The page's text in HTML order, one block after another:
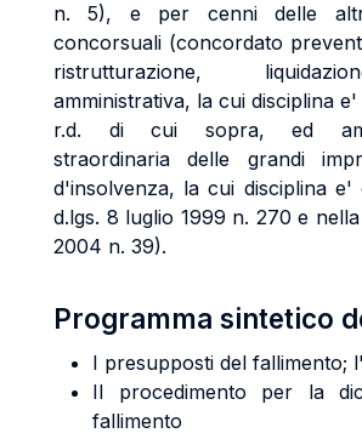
n. 5), e per cenni delle
concorsuali (concordato
ristrutturazione,
amministrativa, la cui disciplina
r.d. di cui sopra, ed
straordinaria delle grandi
d'insolvenza, la cui disciplina e'
d.lgs. 8 luglio 1999 n. 270 e
2004 n. 39).
Programma sintetico
I presupposti del fallimento;
Il procedimento per la
fallimento